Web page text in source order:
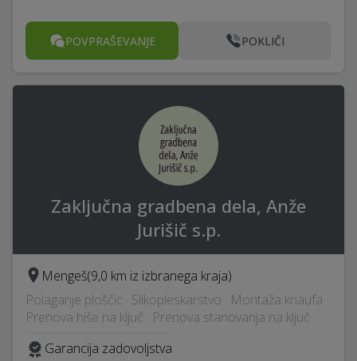
POVPRAŠEVANJE POKLIČI
Zaključna gradbena dela, Anže
Jurišič s.p.
Mengeš(9,0 km iz izbranega kraja)
Polaganje ploščic · Slikopleskarstvo · Montaža knaufa ·
Prenova hiše na ključ · Prenova stanovanja na ključ
Garancija zadovoljstva